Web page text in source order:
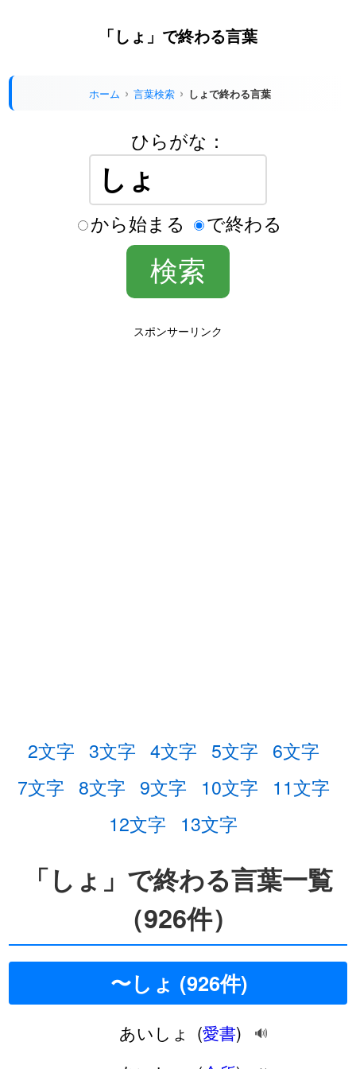
「しょ」で終わる言葉
ホーム 言葉検索 しょで終わる言葉
ひらがな：
から始まる で終わる
スポンサーリンク
2文字 3文字 4文字 5文字 6文字
7文字 8文字 9文字 10文字
11文字
12文字
13文字
「しょ」で終わる言葉一覧
（926件）
〜しょ (926件)
あいしょ (愛書) 🔊